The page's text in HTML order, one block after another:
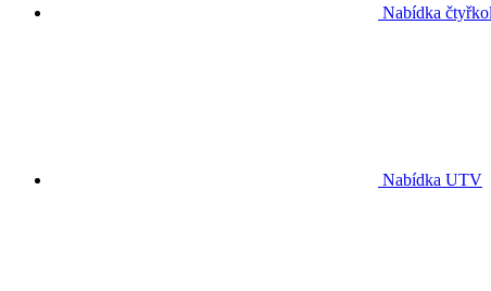
Nabídka
Nabídka UTV